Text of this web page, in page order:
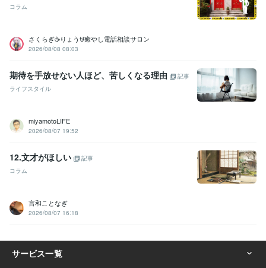
コラム
さくらぎ☕りょう⛎癒やし電話相談サロン
2026/08/08 08:03
期待を手放せない人ほど、苦しくなる理由
記事
ライフスタイル
miyamotoLIFE
2026/08/07 19:52
12.文才がほしい
記事
コラム
言和ことなぎ
2026/08/07 16:18